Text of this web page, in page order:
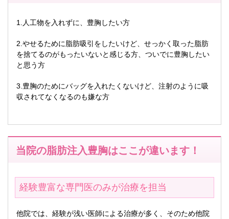
1.人工物を入れずに、豊胸したい方
2.やせるために脂肪吸引をしたいけど、せっかく取った脂肪
を捨てるのがもったいないと感じる方、ついでに豊胸したい
と思う方
3.豊胸のためにバッグを入れたくないけど、注射のように吸
収されてなくなるのも嫌な方
当院の脂肪注入豊胸はここが違います！
経験豊富な専門医のみが治療を担当
他院では、経験が浅い医師による治療が多く、そのため他院